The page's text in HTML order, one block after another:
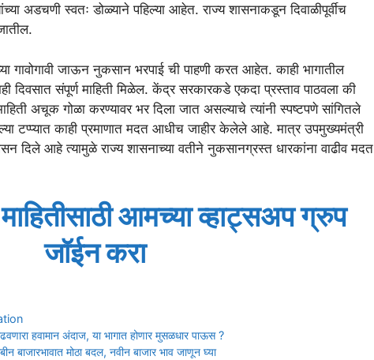
अडचणी स्वतः डोळ्याने पहिल्या आहेत. राज्य शासनाकडून दिवाळीपूर्वीच
गावोगावी जाऊन नुकसान भरपाई ची पाहणी करत आहेत. काही भागातील
दिवसात संपूर्ण माहिती मिळेल. केंद्र सरकारकडे एकदा प्रस्ताव पाठवला की
अचूक गोळा करण्यावर भर दिला जात असल्याचे त्यांनी स्पष्टपणे सांगितले
टप्प्यात काही प्रमाणात मदत आधीच जाहीर केलेले आहे. मात्र उपमुख्यमंत्री
दिले आहे त्यामुळे राज्य शासनाच्या वतीने नुकसानग्रस्त धारकांना वाढीव मदत
आमच्या व्हाट्सअप ग्रुप
जॉईन करा
हवामान अंदाज, या भागात होणार मुसळधार पाऊस ?
मोठा बदल, नवीन बाजार भाव जाणून घ्या